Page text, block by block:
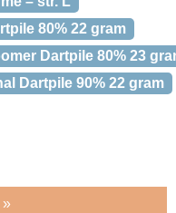
80% 22 gram
Dartpile 80% 23
Dartpile 90% 22 gram
»